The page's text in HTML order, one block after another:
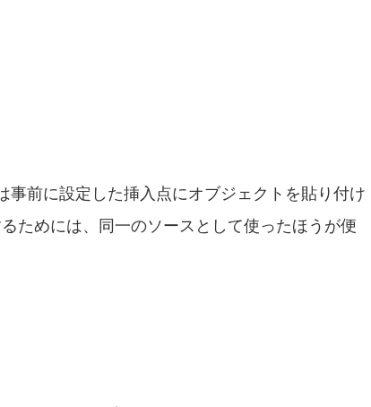
事前に設定した挿入点にオブジェクトを貼り付け
ためには、同一のソースとして使ったほうが便